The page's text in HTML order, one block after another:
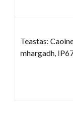
Teastas:
mhargadh,